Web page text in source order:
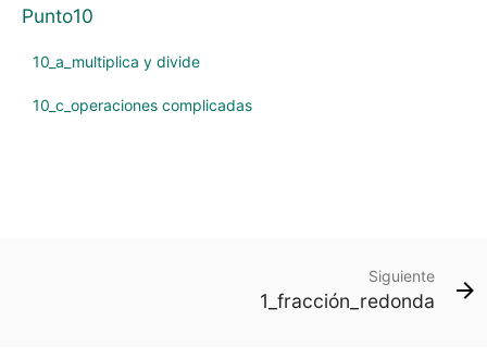
Punto10
10_a_multiplica y divide
10_c_operaciones complicadas
Siguiente
1_fracción_redonda